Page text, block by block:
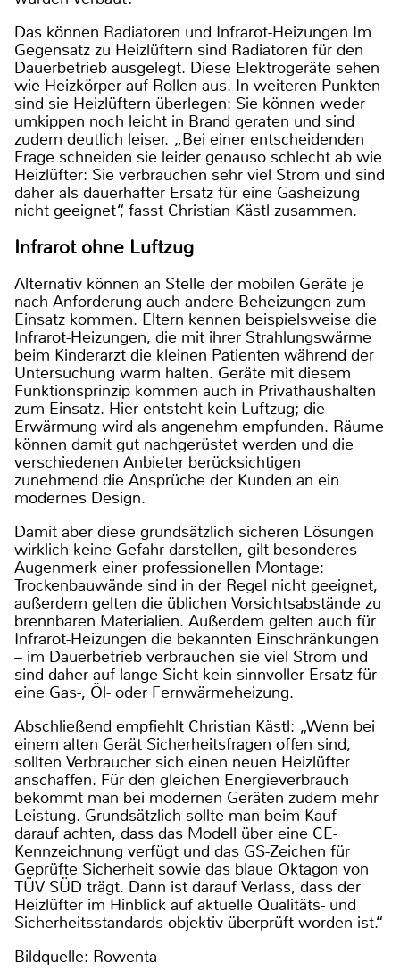
Das können Radiatoren und Infrarot-Heizungen Im
Gegensatz zu Heizlüftern sind Radiatoren für den
Dauerbetrieb ausgelegt. Diese Elektrogeräte sehen
wie Heizkörper auf Rollen aus. In weiteren Punkten
sind sie Heizlüftern überlegen: Sie können weder
umkippen noch leicht in Brand geraten und sind
zudem deutlich leiser. „Bei einer entscheidenden
Frage schneiden sie leider genauso schlecht ab wie
Heizlüfter: Sie verbrauchen sehr viel Strom und sind
daher als dauerhafter Ersatz für eine Gasheizung
nicht geeignet“, fasst Christian Kästl zusammen.
Infrarot ohne Luftzug
Alternativ können an Stelle der mobilen Geräte je
nach Anforderung auch andere Beheizungen zum
Einsatz kommen. Eltern kennen beispielsweise die
Infrarot-Heizungen, die mit ihrer Strahlungswärme
beim Kinderarzt die kleinen Patienten während der
Untersuchung warm halten. Geräte mit diesem
Funktionsprinzip kommen auch in Privathaushalten
zum Einsatz. Hier entsteht kein Luftzug; die
Erwärmung wird als angenehm empfunden. Räume
können damit gut nachgerüstet werden und die
verschiedenen Anbieter berücksichtigen
zunehmend die Ansprüche der Kunden an ein
modernes Design.
Damit aber diese grundsätzlich sicheren Lösungen
wirklich keine Gefahr darstellen, gilt besonderes
Augenmerk einer professionellen Montage:
Trockenbauwände sind in der Regel nicht geeignet,
außerdem gelten die üblichen Vorsichtsabstände zu
brennbaren Materialien. Außerdem gelten auch für
Infrarot-Heizungen die bekannten Einschränkungen
– im Dauerbetrieb verbrauchen sie viel Strom und
sind daher auf lange Sicht kein sinnvoller Ersatz für
eine Gas-, Öl- oder Fernwärmeheizung.
Abschließend empfiehlt Christian Kästl: „Wenn bei
einem alten Gerät Sicherheitsfragen offen sind,
sollten Verbraucher sich einen neuen Heizlüfter
anschaffen. Für den gleichen Energieverbrauch
bekommt man bei modernen Geräten zudem mehr
Leistung. Grundsätzlich sollte man beim Kauf
darauf achten, dass das Modell über eine CE-
Kennzeichnung verfügt und das GS-Zeichen für
Geprüfte Sicherheit sowie das blaue Oktagon von
TÜV SÜD trägt. Dann ist darauf Verlass, dass der
Heizlüfter im Hinblick auf aktuelle Qualitäts- und
Sicherheitsstandards objektiv überprüft worden ist.“
Bildquelle: Rowenta